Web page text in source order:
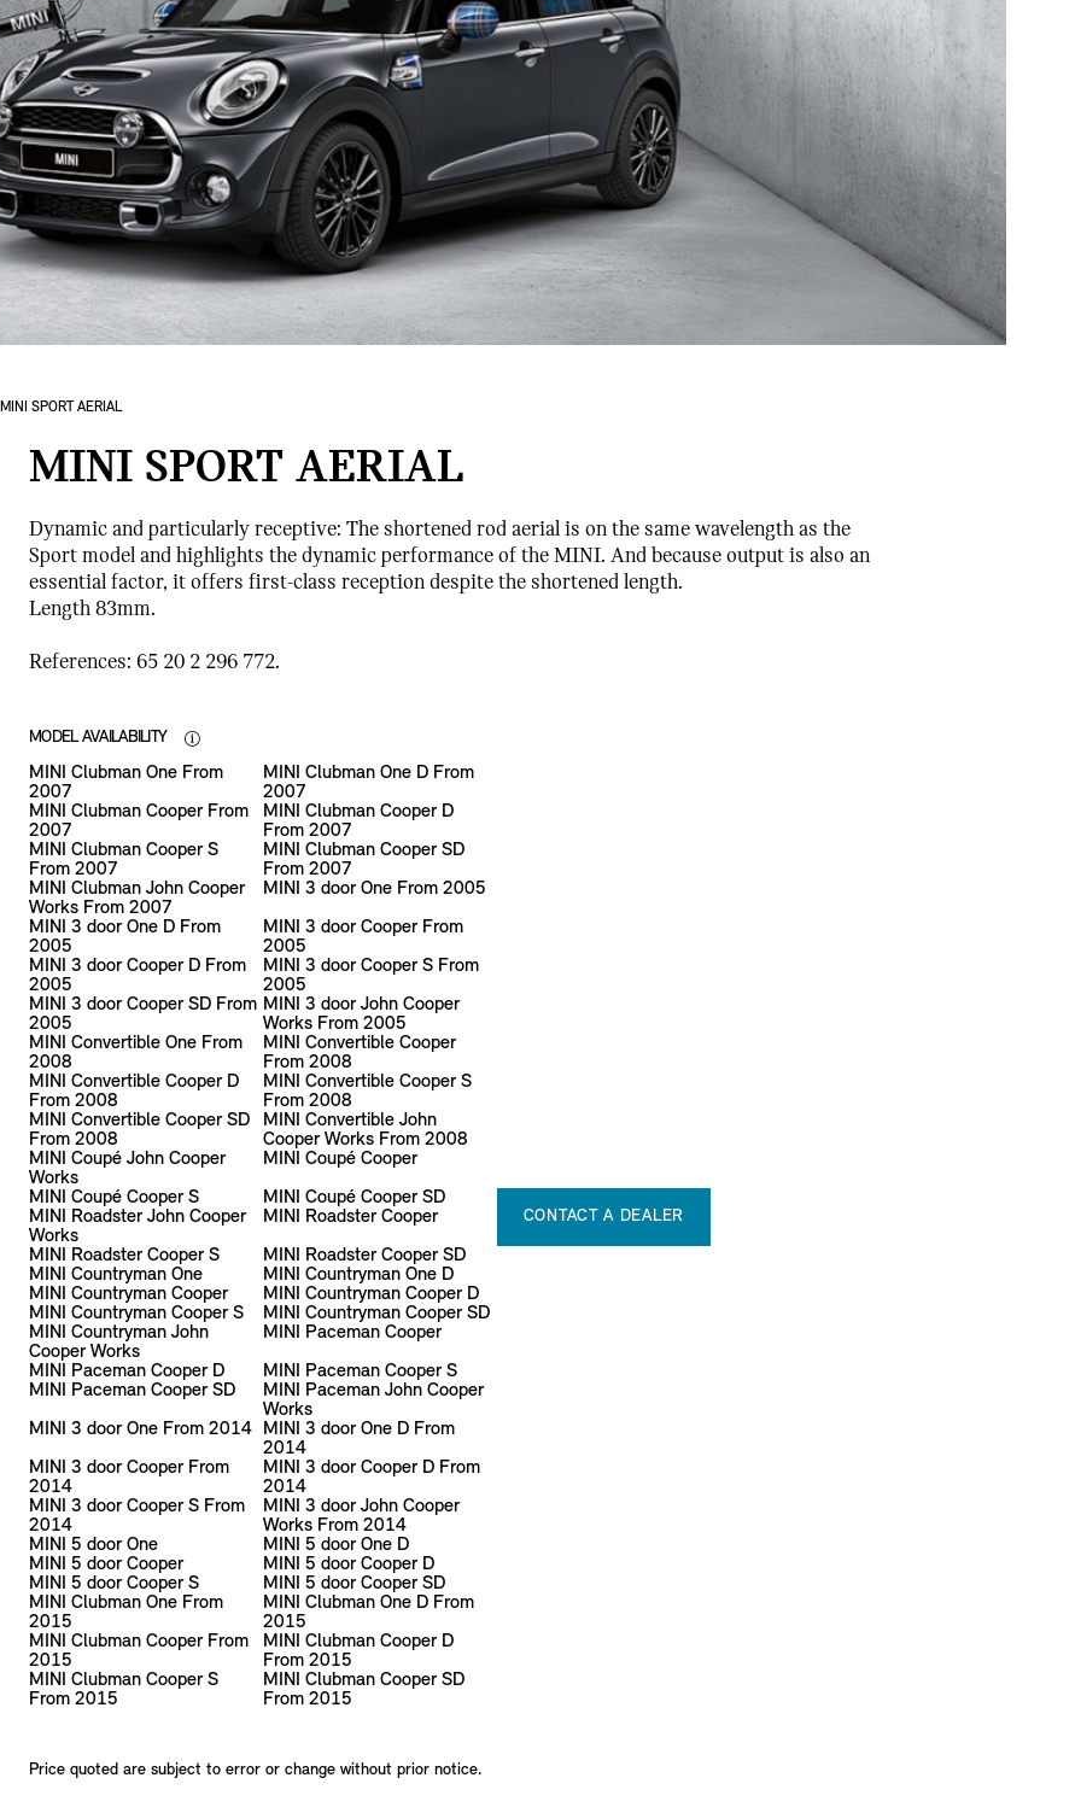
MINI SPORT AERIAL
MINI SPORT AERIAL
Dynamic and particularly receptive: The shortened rod aerial is on the same wavelength as the
Sport model and highlights the dynamic performance of the MINI. And because output is also an
essential factor, it offers first-class reception despite the shortened length.
Length 83mm.
References: 65 20 2 296 772.
MODEL AVAILABILITY
MINI Clubman One From
2007
MINI Clubman One D From
2007
MINI Clubman Cooper From
2007
MINI Clubman Cooper D
From 2007
MINI Clubman Cooper S
From 2007
MINI Clubman Cooper SD
From 2007
MINI Clubman John Cooper
Works From 2007
MINI 3 door One From 2005
MINI 3 door One D From
2005
MINI 3 door Cooper From
2005
MINI 3 door Cooper D From
2005
MINI 3 door Cooper S From
2005
MINI 3 door Cooper SD From
2005
MINI 3 door John Cooper
Works From 2005
MINI Convertible One From
2008
MINI Convertible Cooper
From 2008
MINI Convertible Cooper D
From 2008
MINI Convertible Cooper S
From 2008
MINI Convertible Cooper SD
From 2008
MINI Convertible John
Cooper Works From 2008
MINI Coupé John Cooper
Works
MINI Coupé Cooper
MINI Coupé Cooper S
MINI Coupé Cooper SD
MINI Roadster John Cooper
Works
MINI Roadster Cooper
MINI Roadster Cooper S
MINI Roadster Cooper SD
MINI Countryman One
MINI Countryman One D
MINI Countryman Cooper
MINI Countryman Cooper D
MINI Countryman Cooper S
MINI Countryman Cooper SD
MINI Countryman John
Cooper Works
MINI Paceman Cooper
MINI Paceman Cooper D
MINI Paceman Cooper S
MINI Paceman Cooper SD
MINI Paceman John Cooper
Works
MINI 3 door One From 2014
MINI 3 door One D From
2014
MINI 3 door Cooper From
2014
MINI 3 door Cooper D From
2014
MINI 3 door Cooper S From
2014
MINI 3 door John Cooper
Works From 2014
MINI 5 door One
MINI 5 door One D
MINI 5 door Cooper
MINI 5 door Cooper D
MINI 5 door Cooper S
MINI 5 door Cooper SD
MINI Clubman One From
2015
MINI Clubman One D From
2015
MINI Clubman Cooper From
2015
MINI Clubman Cooper D
From 2015
MINI Clubman Cooper S
From 2015
MINI Clubman Cooper SD
From 2015
CONTACT A DEALER
Price quoted are subject to error or change without prior notice.